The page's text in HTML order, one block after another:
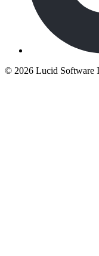
© 2026 Lucid Software